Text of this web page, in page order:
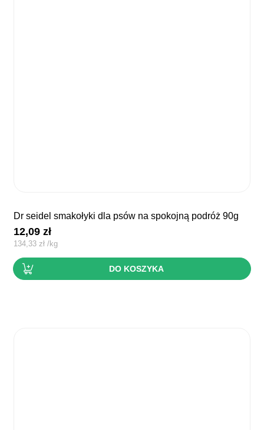
dr seidel smakołyki dla psów na spokojną podróż 90g
12,09zł
134,33 zł /kg
DO KOSZYKA